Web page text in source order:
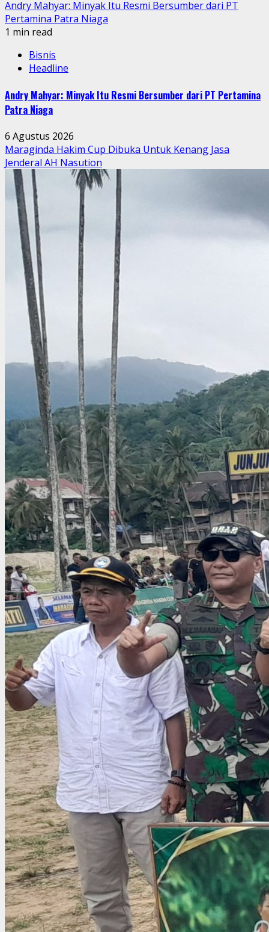
Andry Mahyar: Minyak Itu Resmi Bersumber dari PT
Pertamina Patra Niaga
1 min read
Bisnis
Headline
Andry Mahyar: Minyak Itu Resmi Bersumber dari PT Pertamina
Patra Niaga
6 Agustus 2026
Maraginda Hakim Cup Dibuka Untuk Kenang Jasa
Jenderal AH Nasution